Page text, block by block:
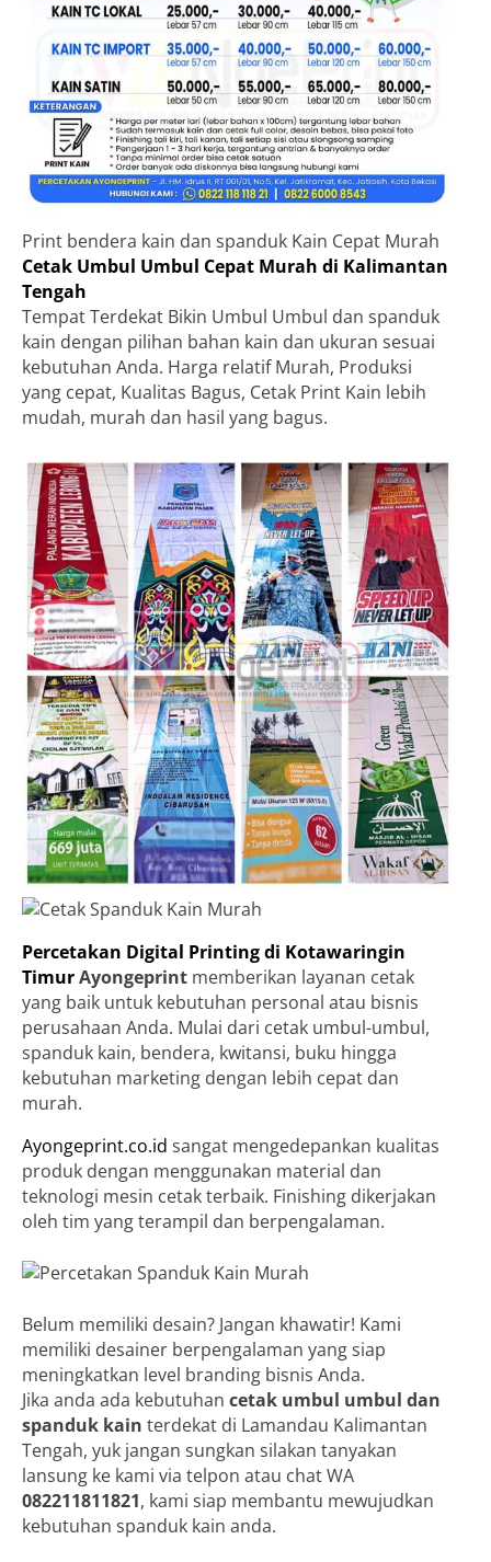
Print bendera kain dan spanduk Kain Cepat Murah
Cetak Umbul Umbul Cepat Murah di Kalimantan
Tengah
Tempat Terdekat Bikin Umbul Umbul dan spanduk
kain dengan pilihan bahan kain dan ukuran sesuai
kebutuhan Anda. Harga relatif Murah, Produksi
yang cepat, Kualitas Bagus, Cetak Print Kain lebih
mudah, murah dan hasil yang bagus.
Percetakan Digital Printing di Kotawaringin
TimurAyongeprint memberikan layanan cetak
yang baik untuk kebutuhan personal atau bisnis
perusahaan Anda. Mulai dari cetak umbul-umbul,
spanduk kain, bendera, kwitansi, buku hingga
kebutuhan marketing dengan lebih cepat dan
murah.
Ayongeprint.co.id sangat mengedepankan kualitas
produk dengan menggunakan material dan
teknologi mesin cetak terbaik. Finishing dikerjakan
oleh tim yang terampil dan berpengalaman.
Belum memiliki desain? Jangan khawatir! Kami
memiliki desainer berpengalaman yang siap
meningkatkan level branding bisnis Anda.
Jika anda ada kebutuhan cetak umbul umbul dan
spanduk kain terdekat di Lamandau Kalimantan
Tengah, yuk jangan sungkan silakan tanyakan
lansung ke kami via telpon atau chat WA
082211811821, kami siap membantu mewujudkan
kebutuhan spanduk kain anda.